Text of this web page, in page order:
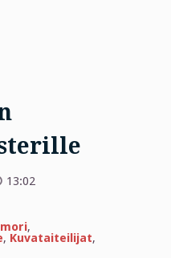
13:02
,
, Kuvataiteilijat,